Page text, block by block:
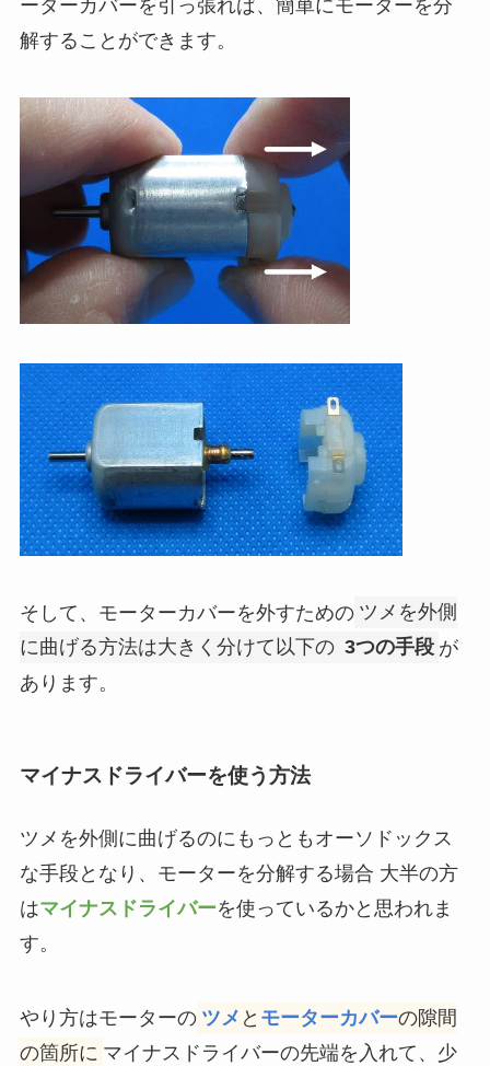
ーターカバーを引っ張れば、簡単にモーターを分
解することができます。
そして、モーターカバーを外すための ツメを外側
に曲げる方法は大きく分けて以下の 3つの手段 が
あります。
マイナスドライバーを使う方法
ツメを外側に曲げるのにもっともオーソドックス
な手段となり、モーターを分解する場合 大半の方
はマイナスドライバーを使っているかと思われま
す。
やり方はモーターの ツメ と モーターカバーの隙間
の箇所に マイナスドライバーの先端を入れて、少